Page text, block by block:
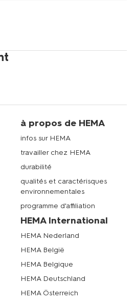
d’oreiller ou laissez-vous
faire livrer votre
HEMA le plus proche et
venez vite découvrir pourquoi
le magasin en ligne pour
de bonne qualité pour des nuits
! On vous souhaite
à propos de HEMA
infos sur HEMA
travailler chez HEMA
durabilité
qualités et caractérisques
environnementales
programme d'affiliation
HEMA International
HEMA Nederland
HEMA België
HEMA Belgique
HEMA Deutschland
HEMA Österreich